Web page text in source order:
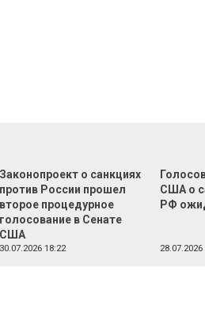
Законопроект о санкциях
против России прошел
второе процедурное
голосование в Сенате
США
30.07.2026 18:22
США о
РФ
28.07.2026